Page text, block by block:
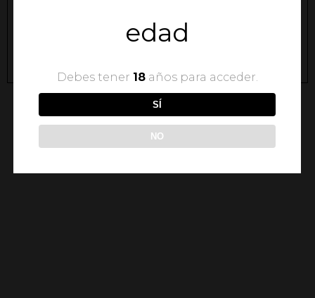
TIENDA BADÚM CASTILLO
Calle Sol, 7, 12598, Peníscola, Castelló
edad
Debes tener 18años para acceder.
SÍ
NO